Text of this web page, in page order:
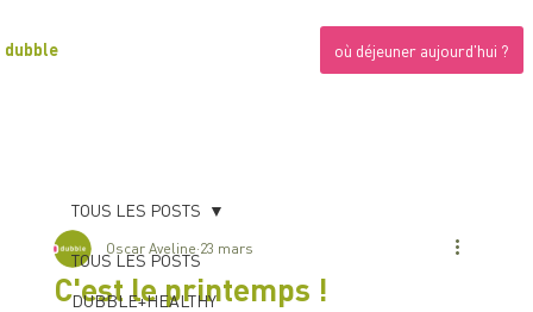
où déjeuner aujourd'hui ?
dubble
TOUS LES POSTS
DUBBLE+HEALTHY
TOUS LES POSTS
C'est le printemps !
Oscar Aveline 23 mars